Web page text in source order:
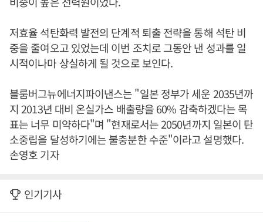
저효율 석탄화력 발전의 단계적 퇴출 전략을 통해 석탄 비
중을 줄여오고 있었는데 이번 조치로 그동안 낸 성과를 일
시적이나마 상실하게 될 것으로 보인다.
블룸버그뉴에너지파이낸스는 "일본 정부가 세운 2035년까
지 2013년 대비 온실가스 배출량을 60% 감축하겠다는 목
표는 너무 미약하다"며 "현재로서는 2050년까지 일본이 탄
소중립을 달성하기에는 불충분한 수준"이라고 설명했다.
손영호 기자
인기기사